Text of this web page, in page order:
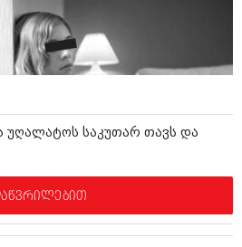
უღალატოს საკუთარ თავს და